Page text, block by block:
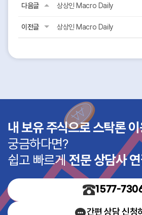
다음글 상상인 Macro Daily
이전글 상상인 Macro Daily
내 보유 주식으로 스탁론
궁금하다면?
쉽고 빠르게전문 상담사
1577-
간편 상담 신청